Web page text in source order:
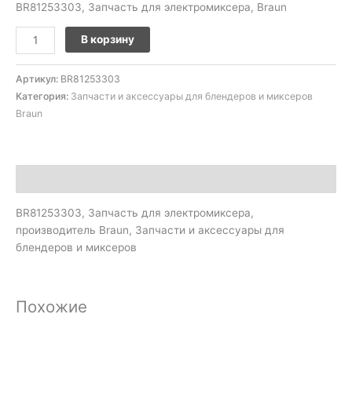
BR81253303, Запчасть для электромиксера, Braun
В корзину
Артикул: BR81253303
Категория: Запчасти и аксессуары для блендеров и миксеров
Braun
BR81253303, Запчасть для электромиксера,
производитель Braun, Запчасти и аксессуары для
блендеров и миксеров
Похожие